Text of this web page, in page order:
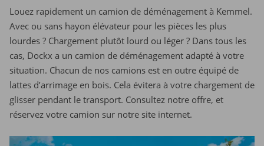
Louez rapidement un camion de déménagement à Kemmel.
Avec ou sans hayon élévateur pour les pièces les plus
lourdes ? Chargement plutôt lourd ou léger ? Dans tous les
cas, Dockx a un camion de déménagement adapté à votre
situation. Chacun de nos camions est en outre équipé de
lattes d’arrimage en bois. Cela évitera à votre chargement de
glisser pendant le transport. Consultez notre offre, et
réservez votre camion sur notre site internet.